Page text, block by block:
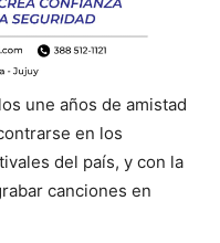
los une años de amistad
en los
del país, y con la
canciones en